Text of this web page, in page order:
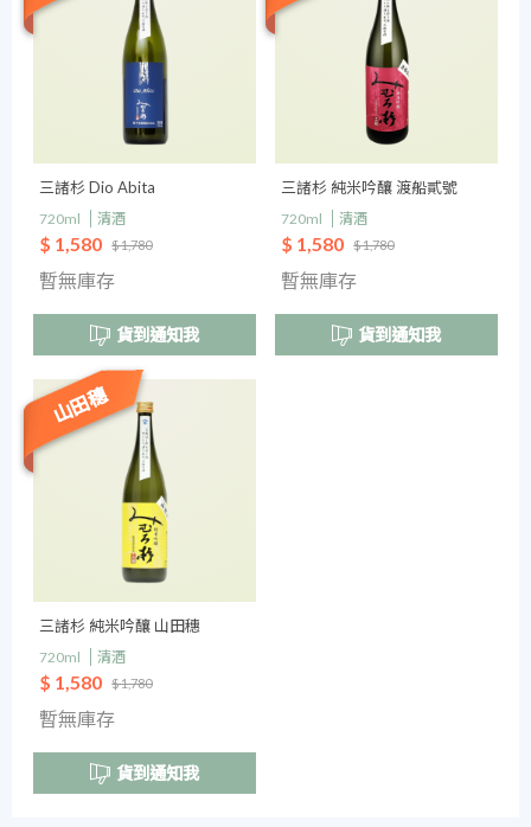
三諸杉 Dio Abita
720ml 清酒
$ 1,580 $ 1,780
暫無庫存
貨到通知我
三諸杉 純米吟釀 渡船貳號
720ml 清酒
$ 1,580 $ 1,780
暫無庫存
貨到通知我
山田穗
三諸杉 純米吟釀 山田穗
720ml 清酒
$ 1,580 $ 1,780
暫無庫存
貨到通知我